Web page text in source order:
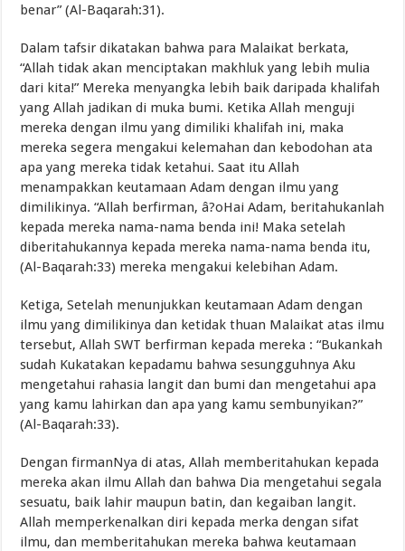
benar” (Al-Baqarah:31).
Dalam tafsir dikatakan bahwa para Malaikat berkata,
“Allah tidak akan menciptakan makhluk yang lebih mulia
dari kita!” Mereka menyangka lebih baik daripada khalifah
yang Allah jadikan di muka bumi. Ketika Allah menguji
mereka dengan ilmu yang dimiliki khalifah ini, maka
mereka segera mengakui kelemahan dan kebodohan ata
apa yang mereka tidak ketahui. Saat itu Allah
menampakkan keutamaan Adam dengan ilmu yang
dimilikinya. “Allah berfirman, â?oHai Adam, beritahukanlah
kepada mereka nama-nama benda ini! Maka setelah
diberitahukannya kepada mereka nama-nama benda itu,
(Al-Baqarah:33) mereka mengakui kelebihan Adam.
Ketiga, Setelah menunjukkan keutamaan Adam dengan
ilmu yang dimilikinya dan ketidak thuan Malaikat atas ilmu
tersebut, Allah SWT berfirman kepada mereka : “Bukankah
sudah Kukatakan kepadamu bahwa sesungguhnya Aku
mengetahui rahasia langit dan bumi dan mengetahui apa
yang kamu lahirkan dan apa yang kamu sembunyikan?”
(Al-Baqarah:33).
Dengan firmanNya di atas, Allah memberitahukan kepada
mereka akan ilmu Allah dan bahwa Dia mengetahui segala
sesuatu, baik lahir maupun batin, dan kegaiban langit.
Allah memperkenalkan diri kepada merka dengan sifat
ilmu, dan memberitahukan mereka bahwa keutamaan